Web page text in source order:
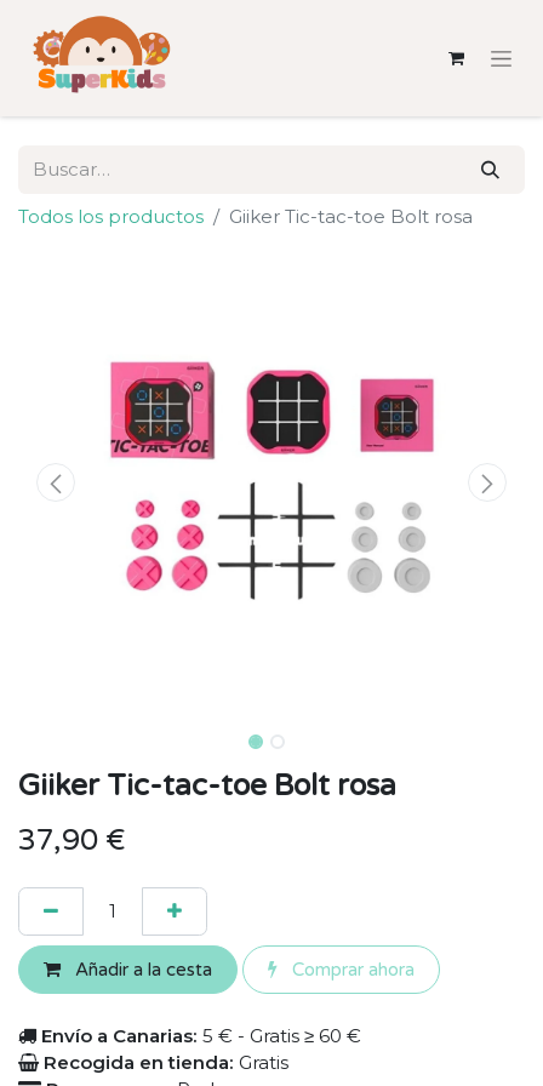
Todos los productos Giiker Tic-tac-toe Bolt rosa
Giiker Tic-tac-toe Bolt rosa
37,90 €
Añadir a la cesta Comprar ahora
Envío a Canarias: 5 € - Gratis ≥ 60 €
Recogida en tienda: Gratis